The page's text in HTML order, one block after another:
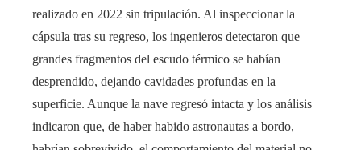
realizado en 2022 sin tripulación. Al inspeccionar la
cápsula tras su regreso, los ingenieros detectaron que
grandes fragmentos del escudo térmico se habían
desprendido, dejando cavidades profundas en la
superficie. Aunque la nave regresó intacta y los análisis
indicaron que, de haber habido astronautas a bordo,